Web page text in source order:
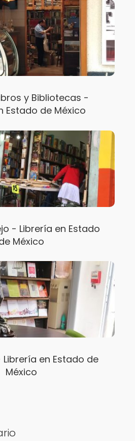
y Bibliotecas -
Estado de México
- Librería en Estado
México
en Estado de
México